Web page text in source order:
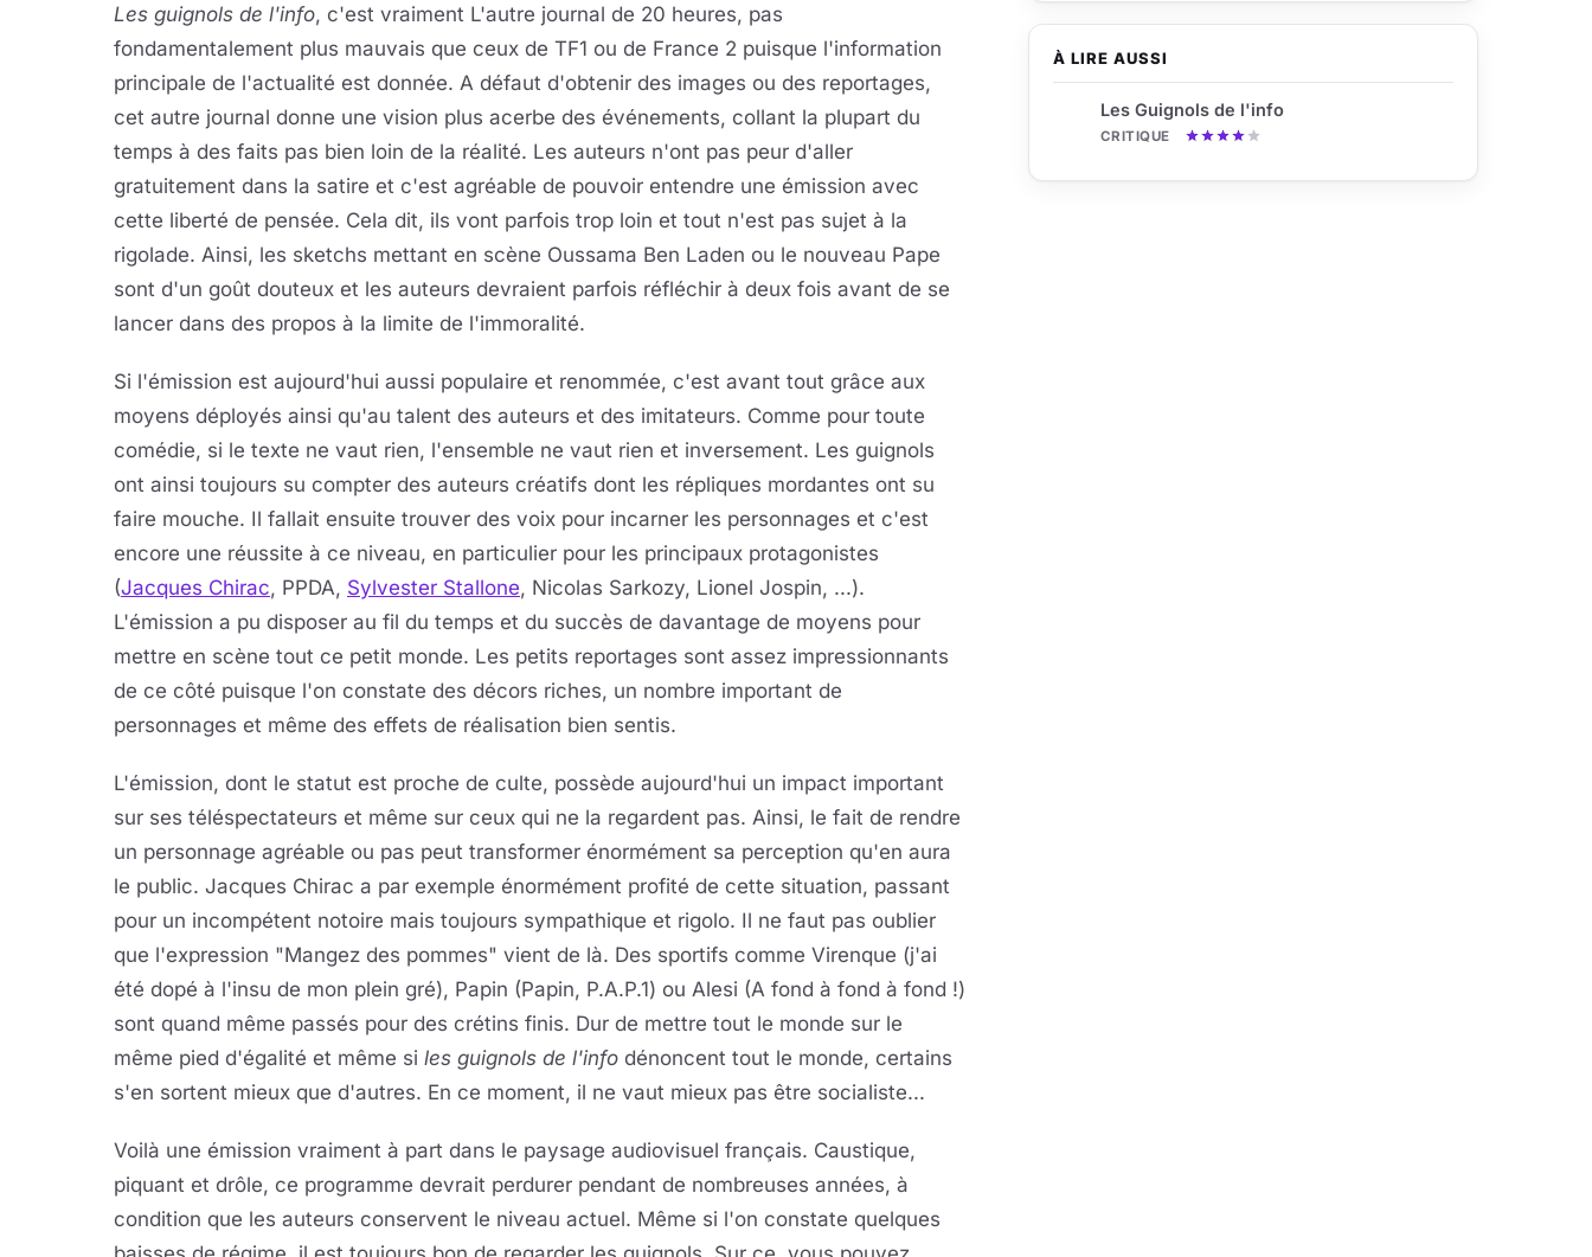
Les guignols de l'info, c'est vraiment L'autre journal de 20 heures, pas
fondamentalement plus mauvais que ceux de TF1 ou de France 2 puisque l'information
principale de l'actualité est donnée. A défaut d'obtenir des images ou des reportages,
cet autre journal donne une vision plus acerbe des événements, collant la plupart du
temps à des faits pas bien loin de la réalité. Les auteurs n'ont pas peur d'aller
gratuitement dans la satire et c'est agréable de pouvoir entendre une émission avec
cette liberté de pensée. Cela dit, ils vont parfois trop loin et tout n'est pas sujet à la
rigolade. Ainsi, les sketchs mettant en scène Oussama Ben Laden ou le nouveau Pape
sont d'un goût douteux et les auteurs devraient parfois réfléchir à deux fois avant de se
lancer dans des propos à la limite de l'immoralité.
Si l'émission est aujourd'hui aussi populaire et renommée, c'est avant tout grâce aux
moyens déployés ainsi qu'au talent des auteurs et des imitateurs. Comme pour toute
comédie, si le texte ne vaut rien, l'ensemble ne vaut rien et inversement. Les guignols
ont ainsi toujours su compter des auteurs créatifs dont les répliques mordantes ont su
faire mouche. Il fallait ensuite trouver des voix pour incarner les personnages et c'est
encore une réussite à ce niveau, en particulier pour les principaux protagonistes
(Jacques Chirac, PPDA, Sylvester Stallone, Nicolas Sarkozy, Lionel Jospin, ...).
L'émission a pu disposer au fil du temps et du succès de davantage de moyens pour
mettre en scène tout ce petit monde. Les petits reportages sont assez impressionnants
de ce côté puisque l'on constate des décors riches, un nombre important de
personnages et même des effets de réalisation bien sentis.
L'émission, dont le statut est proche de culte, possède aujourd'hui un impact important
sur ses téléspectateurs et même sur ceux qui ne la regardent pas. Ainsi, le fait de rendre
un personnage agréable ou pas peut transformer énormément sa perception qu'en aura
le public. Jacques Chirac a par exemple énormément profité de cette situation, passant
pour un incompétent notoire mais toujours sympathique et rigolo. Il ne faut pas oublier
que l'expression "Mangez des pommes" vient de là. Des sportifs comme Virenque (j'ai
été dopé à l'insu de mon plein gré), Papin (Papin, P.A.P.1) ou Alesi (A fond à fond à fond !)
sont quand même passés pour des crétins finis. Dur de mettre tout le monde sur le
même pied d'égalité et même si les guignols de l'info dénoncent tout le monde, certains
s'en sortent mieux que d'autres. En ce moment, il ne vaut mieux pas être socialiste...
Voilà une émission vraiment à part dans le paysage audiovisuel français. Caustique,
piquant et drôle, ce programme devrait perdurer pendant de nombreuses années, à
condition que les auteurs conservent le niveau actuel. Même si l'on constate quelques
À LIRE AUSSI
Les Guignols de l'info
CRITIQUE